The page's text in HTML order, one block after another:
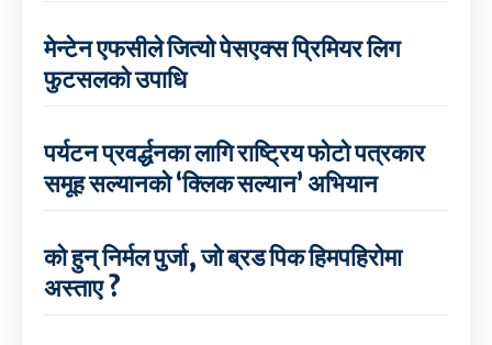
मेन्टेन एफसीले जित्यो पेसएक्स प्रिमियर लिग
फुटसलको उपाधि
पर्यटन प्रवर्द्धनका लागि राष्ट्रिय फोटो पत्रकार
समूह सल्यानको ‘क्लिक सल्यान’ अभियान
को हुन् निर्मल पुर्जा, जो ब्रड पिक हिमपहिरोमा
अस्ताए ?